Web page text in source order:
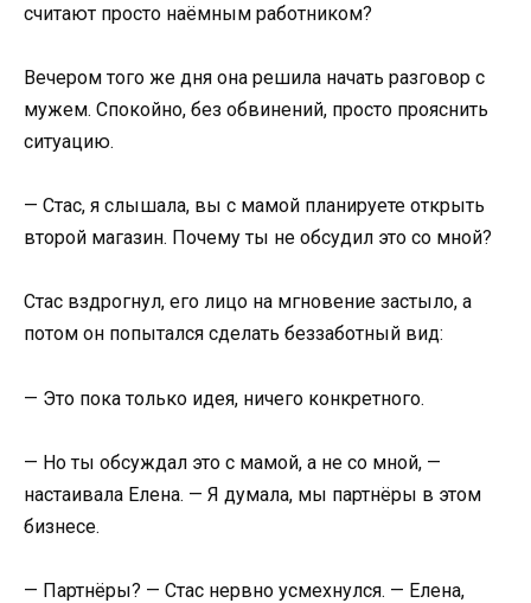
считают просто наёмным работником?
Вечером того же дня она решила начать разговор с
мужем. Спокойно, без обвинений, просто прояснить
ситуацию.
— Стас, я слышала, вы с мамой планируете открыть
второй магазин. Почему ты не обсудил это со мной?
Стас вздрогнул, его лицо на мгновение застыло, а
потом он попытался сделать беззаботный вид:
— Это пока только идея, ничего конкретного.
— Но ты обсуждал это с мамой, а не со мной, —
настаивала Елена. — Я думала, мы партнёры в этом
бизнесе.
— Партнёры? — Стас нервно усмехнулся. — Елена,